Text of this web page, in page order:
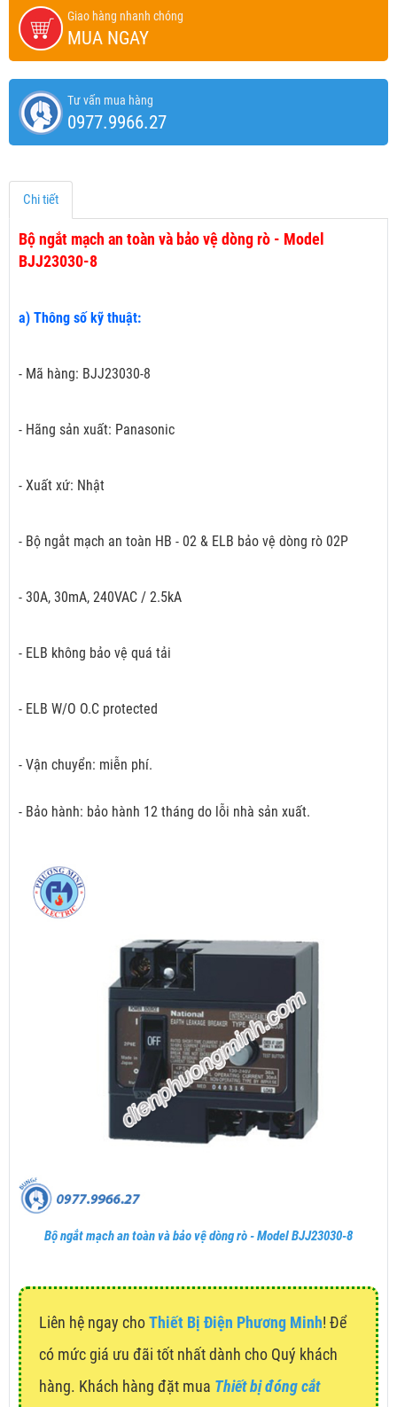
Giao hàng nhanh chóng
MUA NGAY
Tư vấn mua hàng
0977.9966.27
Chi tiết
Bộ ngắt mạch an toàn và bảo vệ dòng rò - Model
BJJ23030-8
a) Thông số kỹ thuật:
- Mã hàng: BJJ23030-8
- Hãng sản xuất: Panasonic
- Xuất xứ: Nhật
- Bộ ngắt mạch an toàn HB - 02 & ELB bảo vệ dòng rò 02P
- 30A, 30mA, 240VAC / 2.5kA
- ELB không bảo vệ quá tải
- ELB W/O O.C protected
- Vận chuyển: miễn phí.
- Bảo hành: bảo hành 12 tháng do lỗi nhà sản xuất.
Bộ ngắt mạch an toàn và bảo vệ dòng rò - Model BJJ23030-8
Liên hệ ngay choThiết Bị Điện Phương Minh! Để
có mức giá ưu đãi tốt nhất dành cho Quý khách
hàng. Khách hàng đặt mua Thiết bị đóng cắt